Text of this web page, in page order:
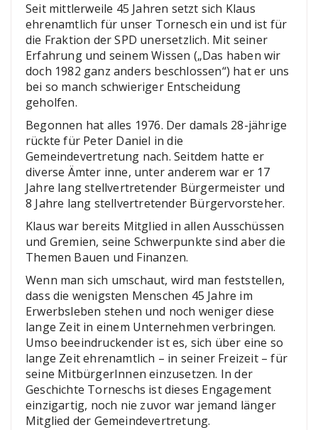
Seit mittlerweile 45 Jahren setzt sich Klaus
ehrenamtlich für unser Tornesch ein und ist für
die Fraktion der SPD unersetzlich. Mit seiner
Erfahrung und seinem Wissen („Das haben wir
doch 1982 ganz anders beschlossen“) hat er uns
bei so manch schwieriger Entscheidung
geholfen.
Begonnen hat alles 1976. Der damals 28-jährige
rückte für Peter Daniel in die
Gemeindevertretung nach. Seitdem hatte er
diverse Ämter inne, unter anderem war er 17
Jahre lang stellvertretender Bürgermeister und
8 Jahre lang stellvertretender Bürgervorsteher.
Klaus war bereits Mitglied in allen Ausschüssen
und Gremien, seine Schwerpunkte sind aber die
Themen Bauen und Finanzen.
Wenn man sich umschaut, wird man feststellen,
dass die wenigsten Menschen 45 Jahre im
Erwerbsleben stehen und noch weniger diese
lange Zeit in einem Unternehmen verbringen.
Umso beeindruckender ist es, sich über eine so
lange Zeit ehrenamtlich – in seiner Freizeit – für
seine MitbürgerInnen einzusetzen. In der
Geschichte Torneschs ist dieses Engagement
einzigartig, noch nie zuvor war jemand länger
Mitglied der Gemeindevertretung.